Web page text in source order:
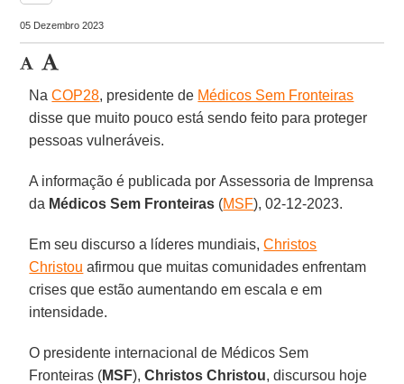
05 Dezembro 2023
NaCOP28, presidente de Médicos Sem Fronteiras
disse que muito pouco está sendo feito para proteger
pessoas vulneráveis.
A informação é publicada por Assessoria de Imprensa
da Médicos Sem Fronteiras (MSF), 02-12-2023.
Em seu discurso a líderes mundiais,Christos
Christou afirmou que muitas comunidades enfrentam
crises que estão aumentando em escala e em
intensidade.
O presidente internacional de Médicos Sem
Fronteiras (MSF),Christos Christou, discursou hoje